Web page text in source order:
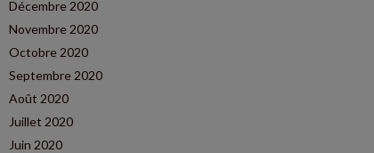
Décembre 2020
Novembre 2020
Octobre 2020
Septembre 2020
Août 2020
Juillet 2020
Juin 2020